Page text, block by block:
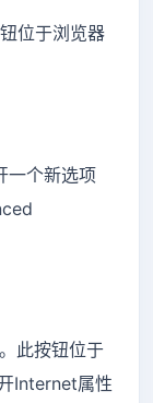
位于浏览器
个新选项
此按钮位于
Internet属性